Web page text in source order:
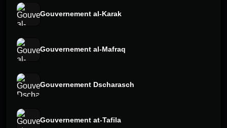
Gouvernement al-Karak
Gouvernement al-Mafraq
Gouvernement Dscharasch
Gouvernement at-Tafila